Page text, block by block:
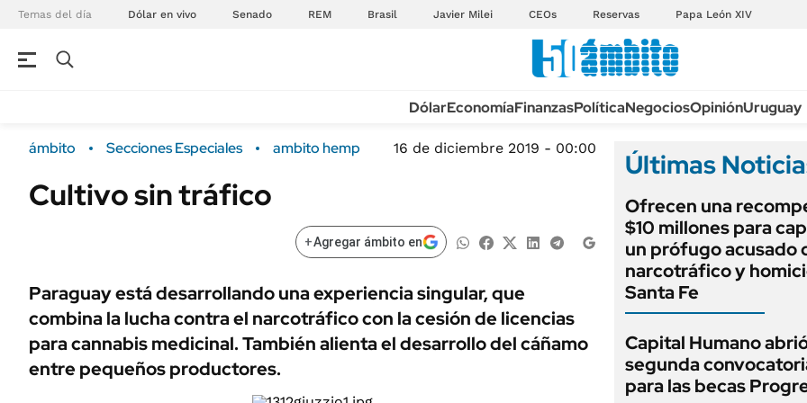
Temas del día Dólar en vivo Senado REM Brasil Javier Milei CEOs Reservas Papa León XIV
Campo
Mercados
ÁMBITO DEBATE
MEDIAKIT AMBITO DEBATE
Sustentabilidad
ENERGY REPORT
Municipios
URUGUAY
TECNOLOGÍA
MÉXICO
INFORMACIÓN GENERAL
DEPORTES
LIFESTYLE
EDICTOS
LICITACIONES
CUADROS
RECALL
ANUARIO 2025
EDICIÓN IMPRESA
DólarEconomíaFinanzasPolíticaNegociosOpiniónUruguay
ámbito Secciones Especiales ambito hemp 16 de diciembre 2019 - 00:00
Cultivo sin tráfico
+Agregar ámbito en
Paraguay está desarrollando una experiencia singular, que
combina la lucha contra el narcotráfico con la cesión de licencias
para cannabis medicinal. También alienta el desarrollo del cáñamo
entre pequeños productores.
Últimas
Ofrecen una
$10 millones para
un prófugo acusado
narcotráfico y
Santa Fe
Capital Humano
segunda
para las becas